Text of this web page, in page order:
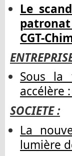
Le
patronat
CGT-
Sous la
accélère
SOCIETE :
La
lumière